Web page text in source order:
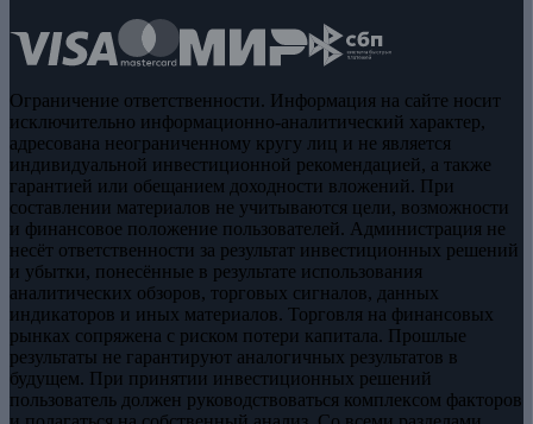
Ограничение ответственности. Информация на сайте носит
исключительно информационно-аналитический характер,
адресована неограниченному кругу лиц и не является
индивидуальной инвестиционной рекомендацией, а также
гарантией или обещанием доходности вложений. При
составлении материалов не учитываются цели, возможности
и финансовое положение пользователей. Администрация не
несёт ответственности за результат инвестиционных решений
и убытки, понесённые в результате использования
аналитических обзоров, торговых сигналов, данных
индикаторов и иных материалов. Торговля на финансовых
рынках сопряжена с риском потери капитала. Прошлые
результаты не гарантируют аналогичных результатов в
будущем. При принятии инвестиционных решений
пользователь должен руководствоваться комплексом факторов